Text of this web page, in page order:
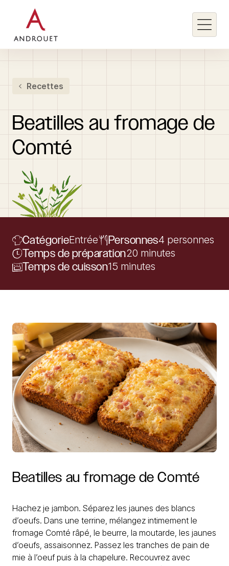
Rechercher un mot clé
Recettes
Beatilles au fromage de
Comté
CatégorieEntrée Personnes4 personnes
Temps de préparation20 minutes
Temps de cuisson15 minutes
Beatilles au fromage de Comté
Hachez je jambon. Séparez les jaunes des blancs
d’oeufs. Dans une terrine, mélangez intimement le
fromage Comté râpé, le beurre, la moutarde, les jaunes
d’oeufs, assaisonnez. Passez les tranches de pain de
mie à l’oeuf puis à la chapelure. Recouvrez avec